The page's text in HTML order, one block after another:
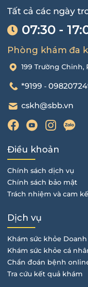
Tất cả các ngày
07:30 -
Phòng khám đa
199 Trường Chinh,
*9199 -
cskh@sbb.vn
Điều khoản
Chính sách dịch vụ
Chính sách bảo mật
Trách nhiệm và cam
Dịch vụ
Khám sức khỏe
Khám sức khỏe cá
Chẩn đoán bệnh
Tra cứu kết quả khám